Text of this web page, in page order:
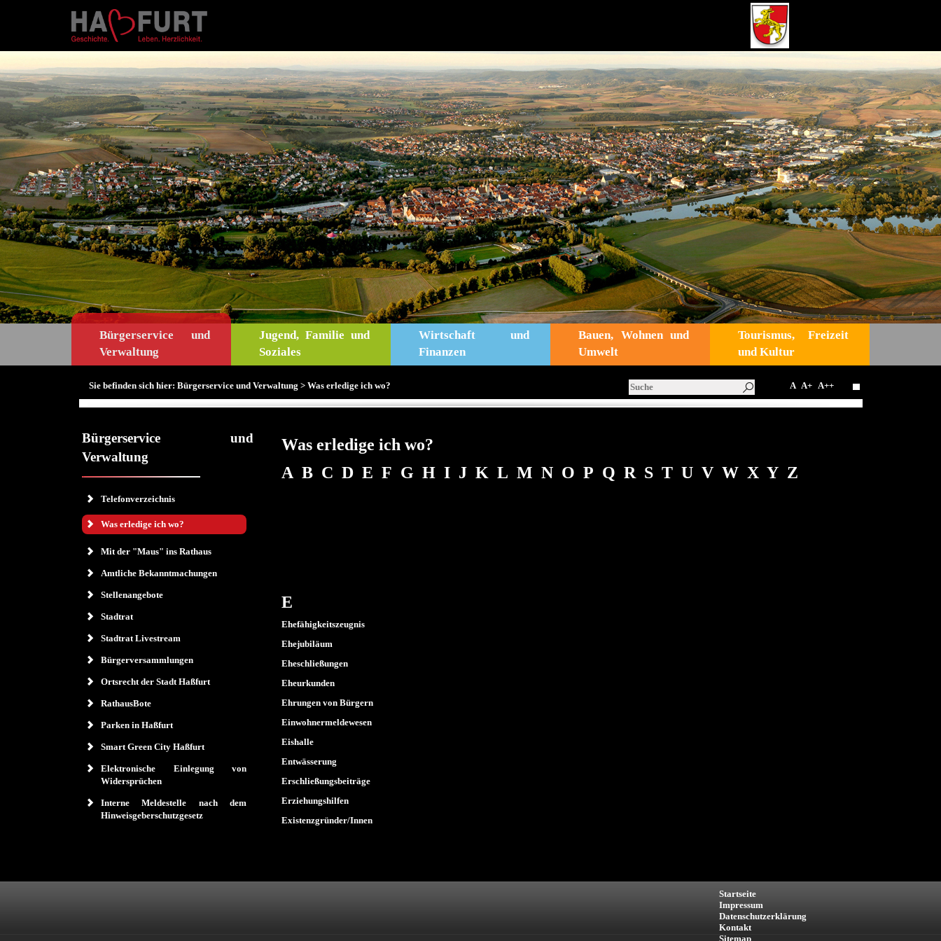
Bürgerservice und
Verwaltung
Jugend, Familie und
Soziales
Wirtschaft und
Finanzen
Bauen, Wohnen und
Umwelt
Tourismus, Freizeit
und Kultur
Sie befinden sich hier: Bürgerservice und Verwaltung > Was erledige ich wo? A A+ A++
Bürgerservice und
Verwaltung
Telefonverzeichnis
Was erledige ich wo?
Mit der "Maus" ins Rathaus
Amtliche Bekanntmachungen
Stellenangebote
Stadtrat
Stadtrat Livestream
Bürgerversammlungen
Ortsrecht der Stadt Haßfurt
RathausBote
Parken in Haßfurt
Smart Green City Haßfurt
Elektronische Einlegung von
Widersprüchen
Interne Meldestelle nach dem
Hinweisgeberschutzgesetz
Was erledige ich wo?
A B C D E F G H I J K L M N O P Q R S T U V W X Y Z
E
Ehefähigkeitszeugnis
Ehejubiläum
Eheschließungen
Eheurkunden
Ehrungen von Bürgern
Einwohnermeldewesen
Eishalle
Entwässerung
Erschließungsbeiträge
Erziehungshilfen
Existenzgründer/Innen
Startseite
Impressum
Datenschutzerklärung
Kontakt
Sitemap